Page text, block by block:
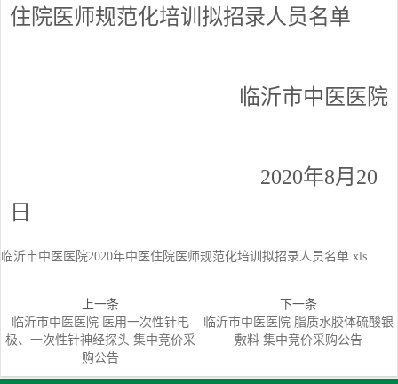
住院医师规范化培训拟招录人员名单
临沂市中医医院
2020年8月20
日
临沂市中医医院2020年中医住院医师规范化培训拟招录人员名单.xls
上一条
临沂市中医医院 医用一次性针电
极、一次性针神经探头 集中竞价采
购公告
下一条
临沂市中医医院 脂质水胶体硫酸银
敷料 集中竞价采购公告